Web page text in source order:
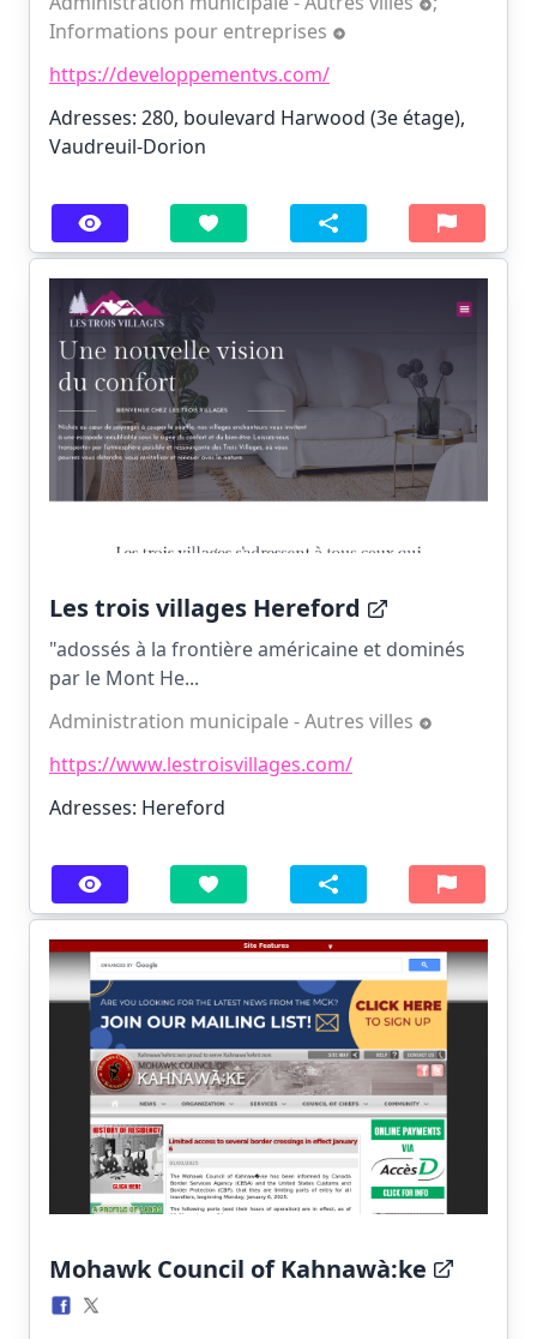
Informations pour entreprises
https://developpementvs.com/
Adresses: 280, boulevard Harwood (3e étage),
Vaudreuil-Dorion
Les trois villages Hereford
"adossés à la frontière américaine et dominés
par le Mont He...
Administration municipale - Autres villes
https://www.lestroisvillages.com/
Adresses: Hereford
Mohawk Council of Kahnawà:ke